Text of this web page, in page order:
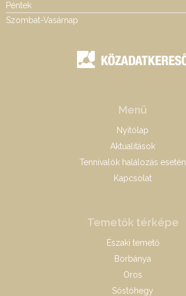
Péntek
Szombat-Vasárnap
Menü
Nyitólap
Aktualitások
Tennivalók halálozás esetén
Kapcsolat
Temetők térképe
Északi temető
Borbánya
Oros
Sóstóhegy